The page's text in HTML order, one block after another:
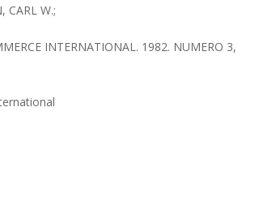
CARL W.;
INTERNATIONAL. 1982. NUMERO 3,